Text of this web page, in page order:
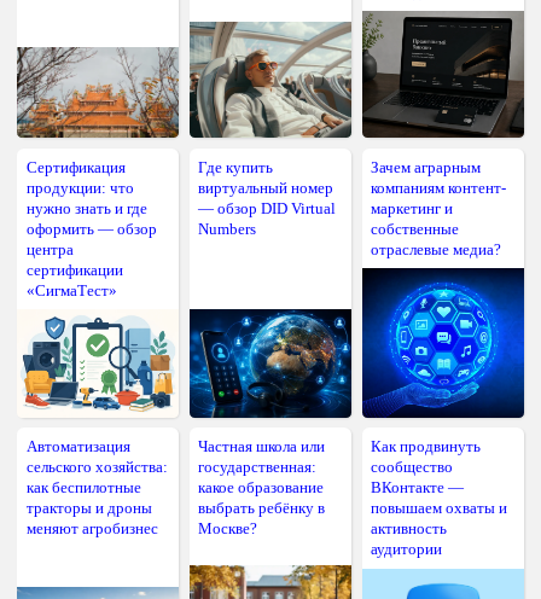
Сертификация
продукции: что
нужно знать и где
оформить — обзор
центра
сертификации
«СигмаТест»
Где купить
виртуальный номер
— обзор DID Virtual
Numbers
Зачем аграрным
компаниям контент-
маркетинг и
собственные
отраслевые медиа?
Автоматизация
сельского хозяйства:
как беспилотные
тракторы и дроны
меняют агробизнес
Частная школа или
государственная:
какое образование
выбрать ребёнку в
Москве?
Как продвинуть
сообщество
ВКонтакте —
повышаем охваты и
активность
аудитории